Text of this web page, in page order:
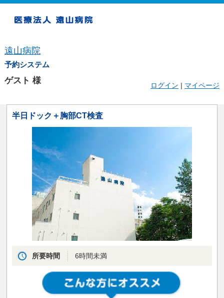
遠山病院
予約システム
ゲスト 様 ログイン | マイページ
半日ドック＋胸部CT検査
所要時間 6時間未満